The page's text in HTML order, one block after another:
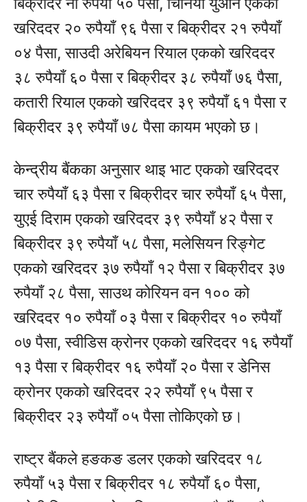
खरिददर २० रुपैयाँ ९६ पैसा र बिक्रीदर २१ रुपैयाँ
०४ पैसा, साउदी अरेबियन रियाल एकको खरिददर
३८ रुपैयाँ ६० पैसा र बिक्रीदर ३८ रुपैयाँ ७६ पैसा,
कतारी रियाल एकको खरिददर ३९ रुपैयाँ ६१ पैसा र
बिक्रीदर ३९ रुपैयाँ ७८ पैसा कायम भएको छ।
केन्द्रीय बैंकका अनुसार थाइ भाट एकको खरिददर
चार रुपैयाँ ६३ पैसा र बिक्रीदर चार रुपैयाँ ६५ पैसा,
युएई दिराम एकको खरिददर ३९ रुपैयाँ ४२ पैसा र
बिक्रीदर ३९ रुपैयाँ ५८ पैसा, मलेसियन रिङ्गेट
एकको खरिददर ३७ रुपैयाँ १२ पैसा र बिक्रीदर ३७
रुपैयाँ २८ पैसा, साउथ कोरियन वन १०० को
खरिददर १० रुपैयाँ ०३ पैसा र बिक्रीदर १० रुपैयाँ
०७ पैसा, स्वीडिस क्रोनर एकको खरिददर १६ रुपैयाँ
१३ पैसा र बिक्रीदर १६ रुपैयाँ २० पैसा र डेनिस
क्रोनर एकको खरिददर २२ रुपैयाँ ९५ पैसा र
बिक्रीदर २३ रुपैयाँ ०५ पैसा तोकिएको छ।
राष्ट्र बैंकले हङकङ डलर एकको खरिददर १८
रुपैयाँ ५३ पैसा र बिक्रीदर १८ रुपैयाँ ६० पैसा,